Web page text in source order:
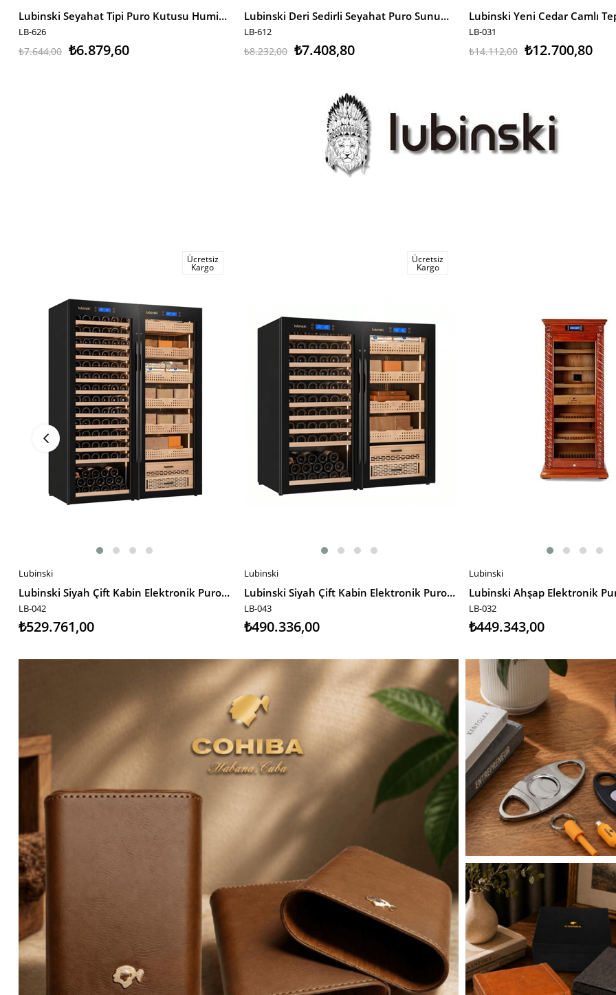
Lubinski Seyahat Tipi Puro Kutusu Humidor Siyah-Gümüş(10Cigar) LB-626
LB-626
₺6.879,60
₺7.644,00
Lubinski Deri Sedirli Seyahat Puro Sunum Kutusu Slim Humidor 10s Siyah LB-612
LB-612
₺7.408,80
₺8.232,00
LB-031
₺12.700,80
₺14.112,00
SEPETE EKLE
Ücretsiz
Kargo
Lubinski
Lubinski Siyah Çift Kabin Elektronik Puro Dolabı - Şarap Dolabı CW1600 LB-042
LB-042
₺529.761,00
SEPETE EKLE
Ücretsiz
Kargo
Lubinski
Lubinski Siyah Çift Kabin Elektronik Puro Dolabı - Şarap Dolabı CW1200 LB-043
LB-043
₺490.336,00
SEPETE EKLE
Lubinski
LB-032
₺449.343,00